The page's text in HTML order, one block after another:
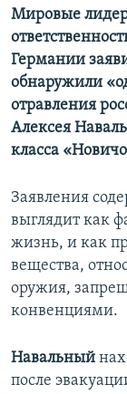
Мировые
Германии
обнаружили
отравления
Алексея
класса
Заявления
выглядит как
жизнь, и как
вещества,
оружия,
конвенциями.
Навальный
после